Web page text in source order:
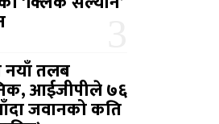
नयाँ तलब
आईजीपीले ७६
जवानको कति